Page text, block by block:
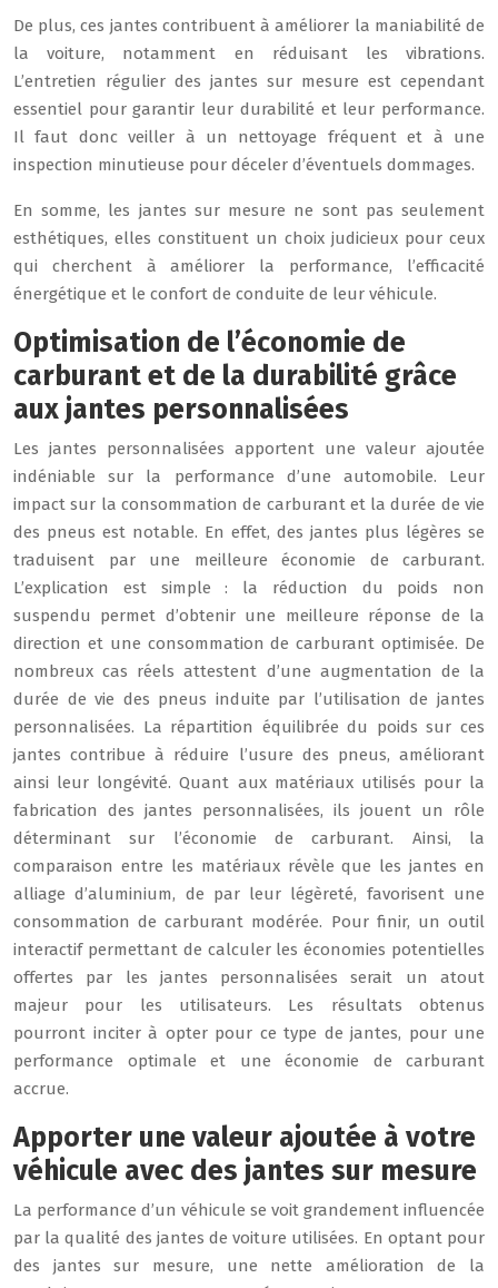
De plus, ces jantes contribuent à améliorer la maniabilité de
la voiture, notamment en réduisant les vibrations.
L’entretien régulier des jantes sur mesure est cependant
essentiel pour garantir leur durabilité et leur performance.
Il faut donc veiller à un nettoyage fréquent et à une
inspection minutieuse pour déceler d’éventuels dommages.
En somme, les jantes sur mesure ne sont pas seulement
esthétiques, elles constituent un choix judicieux pour ceux
qui cherchent à améliorer la performance, l’efficacité
énergétique et le confort de conduite de leur véhicule.
Optimisation de l’économie de
carburant et de la durabilité grâce
aux jantes personnalisées
Les jantes personnalisées apportent une valeur ajoutée
indéniable sur la performance d’une automobile. Leur
impact sur la consommation de carburant et la durée de vie
des pneus est notable. En effet, des jantes plus légères se
traduisent par une meilleure économie de carburant.
L’explication est simple : la réduction du poids non
suspendu permet d’obtenir une meilleure réponse de la
direction et une consommation de carburant optimisée. De
nombreux cas réels attestent d’une augmentation de la
durée de vie des pneus induite par l’utilisation de jantes
personnalisées. La répartition équilibrée du poids sur ces
jantes contribue à réduire l’usure des pneus, améliorant
ainsi leur longévité. Quant aux matériaux utilisés pour la
fabrication des jantes personnalisées, ils jouent un rôle
déterminant sur l’économie de carburant. Ainsi, la
comparaison entre les matériaux révèle que les jantes en
alliage d’aluminium, de par leur légèreté, favorisent une
consommation de carburant modérée. Pour finir, un outil
interactif permettant de calculer les économies potentielles
offertes par les jantes personnalisées serait un atout
majeur pour les utilisateurs. Les résultats obtenus
pourront inciter à opter pour ce type de jantes, pour une
performance optimale et une économie de carburant
accrue.
Apporter une valeur ajoutée à votre
véhicule avec des jantes sur mesure
La performance d’un véhicule se voit grandement influencée
par la qualité des jantes de voiture utilisées. En optant pour
des jantes sur mesure, une nette amélioration de la